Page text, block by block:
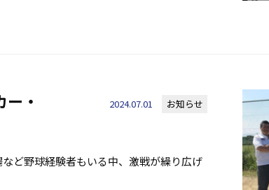
・
2024.07.01 お知らせ
ど野球経験者もいる中、激戦が繰り広げ